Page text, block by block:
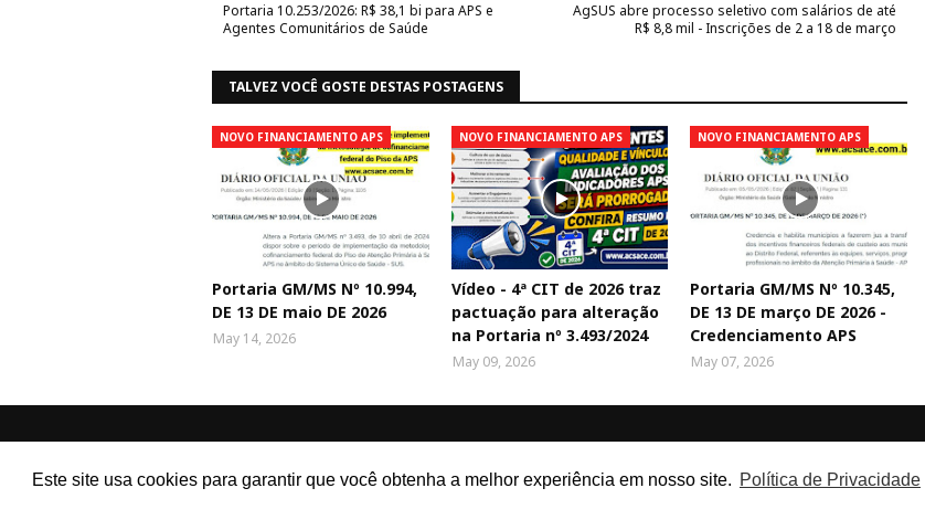
Este site usa cookies para garantir que você obtenha a melhor experiência em nosso site. Política de Privacidade
AgSUS abre processo seletivo com salários de até
R$ 8,8 mil - Inscrições de 2 a 18 de março
Portaria 10.253/2026: R$ 38,1 bi para APS e
Agentes Comunitários de Saúde
TALVEZ VOCÊ GOSTE DESTAS POSTAGENS
NOVO FINANCIAMENTO APS
Portaria GM/MS Nº 10.994,
DE 13 DE maio DE 2026
May 14, 2026
NOVO FINANCIAMENTO APS
Vídeo - 4ª CIT de 2026 traz
pactuação para alteração
na Portaria nº 3.493/2024
May 09, 2026
NOVO FINANCIAMENTO APS
Portaria GM/MS Nº 10.345,
DE 13 DE março DE 2026 -
Credenciamento APS
May 07, 2026